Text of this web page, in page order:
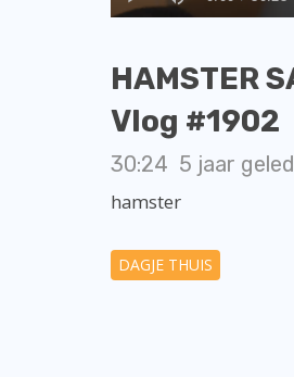
HAMSTER
Vlog #1902
30:24 5 jaar
hamster
DAGJE THUIS